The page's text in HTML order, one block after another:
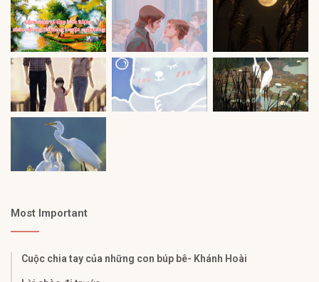
Most Important
Cuộc chia tay của những con búp bê- Khánh Hoài